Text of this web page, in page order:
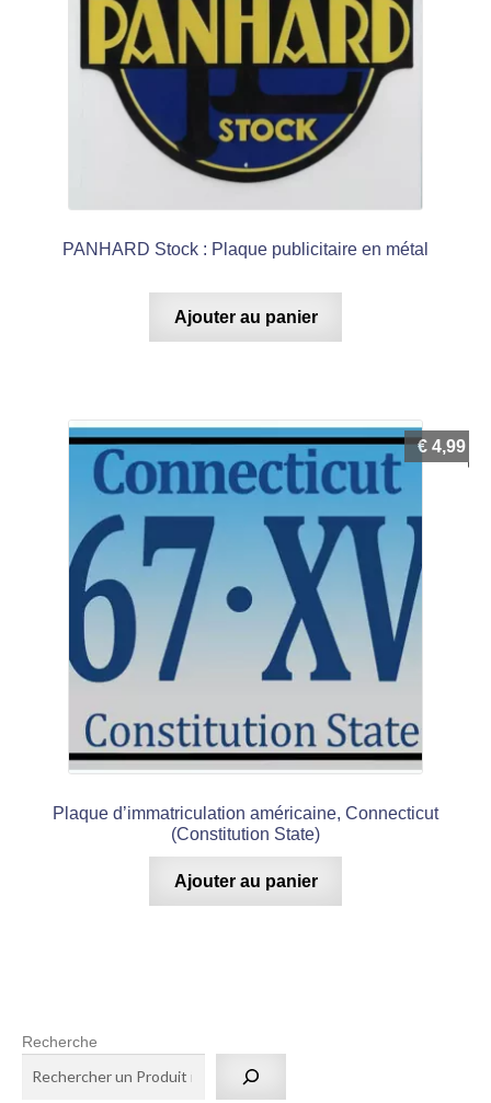
PANHARD Stock : Plaque publicitaire en métal
Ajouter au panier
Plaque d’immatriculation américaine, Connecticut
(Constitution State)
€ 4,99
Ajouter au panier
Recherche